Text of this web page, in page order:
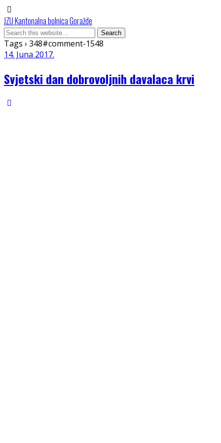
JZU Kantonalna bolnica Goražde
Tags › 348#comment-1548
14. Juna 2017.
Svjetski dan dobrovoljnih davalaca krvi